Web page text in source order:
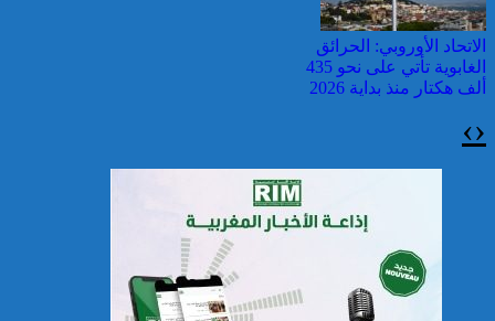
الاتحاد الأوروبي: الحرائق
الغابوية تأتي على نحو 435
ألف هكتار منذ بداية 2026
سريلانكا: إغلاق بعض
المدارس في مناطق جبلية
‹
›